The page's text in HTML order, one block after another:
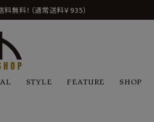
料！（通常送料￥935）
STYLE FEATURE SHOP